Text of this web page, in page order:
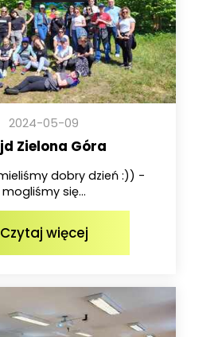
2024-05-09
Zielona Góra
dobry dzień :)) -
mogliśmy się...
Czytaj więcej